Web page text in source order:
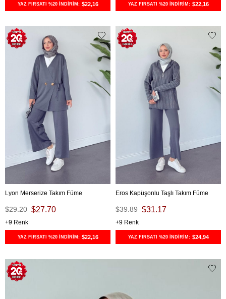
YAZ FIRSATI %20 İNDİRİM: $22,16 YAZ FIRSATI %20 İNDİRİM: $22,16
Lyon Merserize Takım Füme
$27.70
$29.20
9
YAZ FIRSATI %20 İNDİRİM: $22,16
Eros Kapüşonlu Taşlı Takım Füme
$31.17
$39.89
9
YAZ FIRSATI %20 İNDİRİM: $24,94